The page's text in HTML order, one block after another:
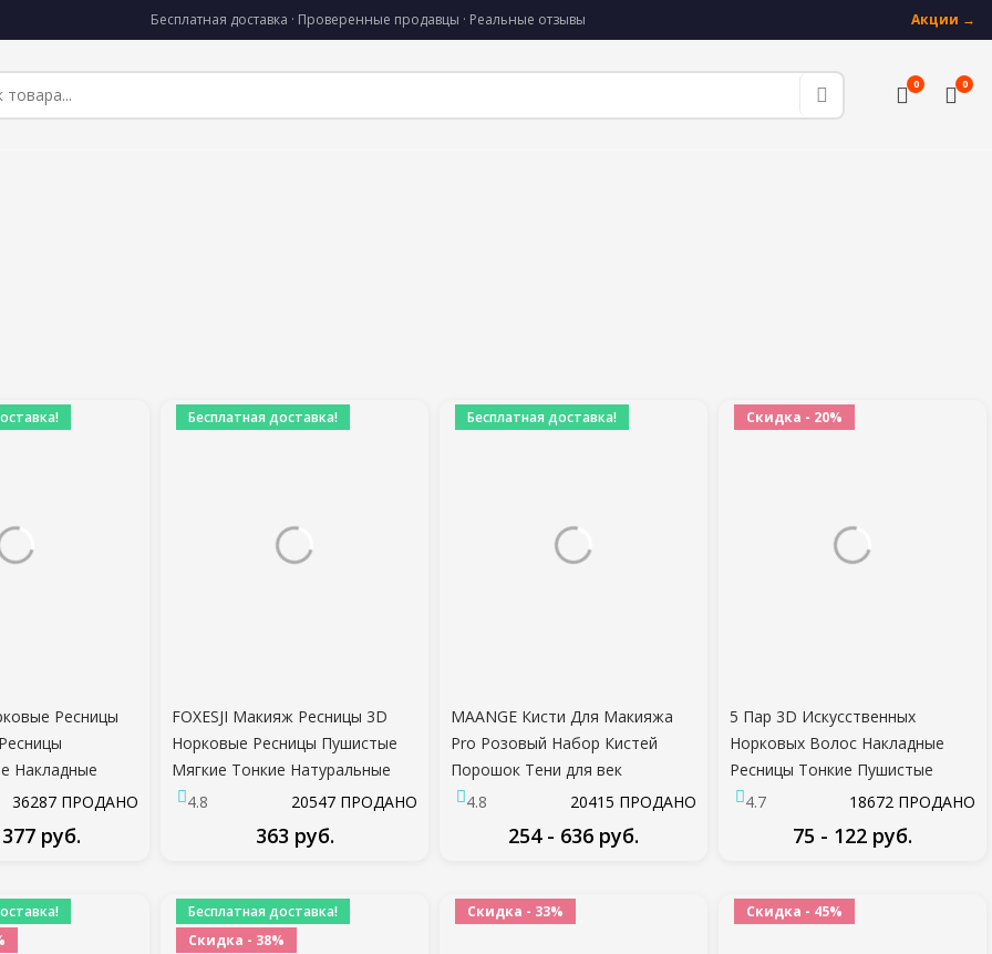
Бесплатная доставка · Проверенные продавцы · Реальные отзывы Акции →
0 0
Ресницы
Накладные
Оптовая
36287 ПРОДАНО
руб.
Бесплатная доставка!
FOXESJI Макияж Ресницы 3D
Норковые Ресницы Пушистые
Мягкие Тонкие Натуральные
Поперечные Ресницы
Наращивание Ресниц
Многоразовые Ресницы
4.8 20547 ПРОДАНО
363 руб.
Бесплатная доставка!
MAANGE Кисти Для Макияжа
Pro Розовый Набор Кистей
Порошок Тени для век
Смешивание Подводка Для Глаз
Ресницы Брови Макияж
Красоты Cosmestic Кисти
4.8 20415 ПРОДАНО
254 - 636 руб.
Скидка - 20%
5 Пар 3D Искусственных
Норковых Волос Накладные
Ресницы Тонкие Пушистые
Драматические Ресницы
Натуральные Длинные Мягкие
Ручной работы Безжалостные
4.7 18672 ПРОДАНО
75 - 122 руб.
Бесплатная доставка!
Скидка - 38%
Скидка - 33% Скидка - 45%